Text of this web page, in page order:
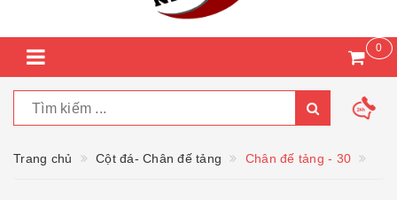
0
Trang chủ Cột đá- Chân đế tảng Chân đế tảng - 30